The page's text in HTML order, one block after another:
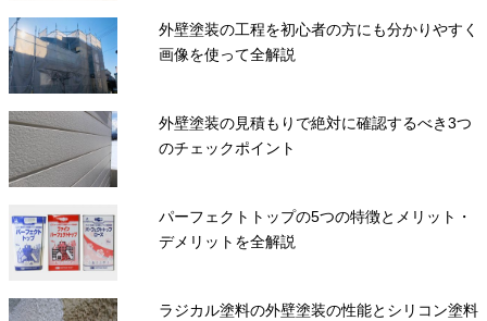
外壁塗装の工程を初心者の方にも分かりやすく
画像を使って全解説
外壁塗装の見積もりで絶対に確認するべき3つ
のチェックポイント
パーフェクトトップの5つの特徴とメリット・
デメリットを全解説
ラジカル塗料の外壁塗装の性能とシリコン塗料